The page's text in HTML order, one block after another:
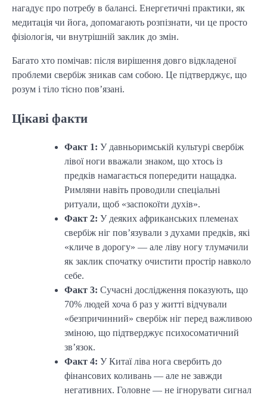
нагадує про потребу в балансі. Енергетичні практики, як
медитація чи йога, допомагають розпізнати, чи це просто
фізіологія, чи внутрішній заклик до змін.
Багато хто помічав: після вирішення довго відкладеної
проблеми свербіж зникав сам собою. Це підтверджує, що
розум і тіло тісно пов’язані.
Цікаві факти
Факт 1: У давньоримській культурі свербіж
лівої ноги вважали знаком, що хтось із
предків намагається попередити нащадка.
Римляни навіть проводили спеціальні
ритуали, щоб «заспокоїти духів».
Факт 2: У деяких африканських племенах
свербіж ніг пов’язували з духами предків, які
«кличе в дорогу» — але ліву ногу тлумачили
як заклик спочатку очистити простір навколо
себе.
Факт 3: Сучасні дослідження показують, що
70% людей хоча б раз у житті відчували
«безпричинний» свербіж ніг перед важливою
зміною, що підтверджує психосоматичний
зв’язок.
Факт 4: У Китаї ліва нога свербить до
фінансових коливань — але не завжди
негативних. Головне — не ігнорувати сигнал